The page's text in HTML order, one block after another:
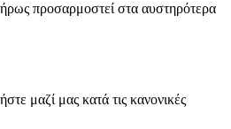
προσαρμοστεί στα αυστηρότερα
μαζί μας κατά τις κανονικές